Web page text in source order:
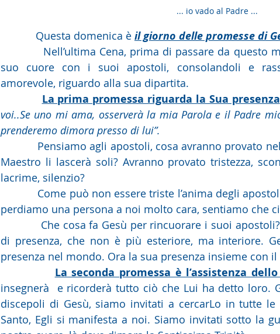
... io vado al Padre ...
            Questa domenica è
il giorno delle promesse di
suo cuore con i suoi apostoli, consolandoli e
amorevole, riguardo alla sua dipartita.
La prima promessa riguarda la Sua presenza
voi..Se uno mi ama, osserverà la mia Parola e il Padre
prenderemo dimora presso di lui”.
Maestro li lascerà soli? Avranno provato tristezza,
lacrime, silenzio?
perdiamo una persona a noi molto cara, sentiamo che
di presenza, che non è più esteriore, ma interiore.
presenza nel mondo. Ora la sua presenza insieme con
La seconda promessa è l’assistenza
insegnerà  e ricorderà tutto ciò che Lui ha detto loro.
discepoli di Gesù, siamo invitati a cercarLo in tutte
Santo, Egli si manifesta a noi. Siamo invitati sotto la